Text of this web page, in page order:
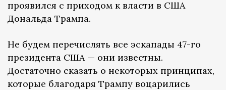
проявился с приходом к власти в США
Дональда Трампа.
Не будем перечислять все эскапады 47-го
президента США — они известны.
Достаточно сказать о некоторых принципах,
которые благодаря Трампу воцарились